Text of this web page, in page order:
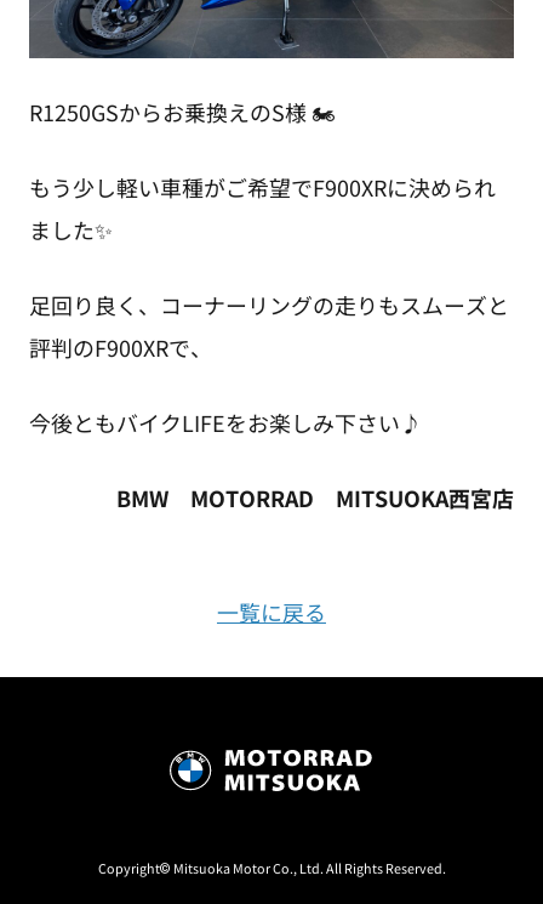
R1250GSからお乗換えのS様 🏍️
もう少し軽い車種がご希望でF900XRに決められ
ました✨
足回り良く、コーナーリングの走りもスムーズと
評判のF900XRで、
今後ともバイクLIFEをお楽しみ下さい♪
BMW MOTORRAD MITSUOKA西宮店
一覧に戻る
Copyright© Mitsuoka Motor Co., Ltd. All Rights Reserved.